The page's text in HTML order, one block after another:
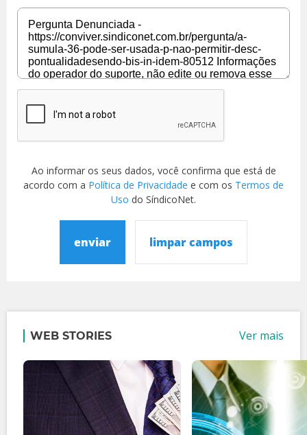
Ao informar os seus dados, você confirma que está de
acordo com a Política de Privacidade e com os Termos de
Uso do SíndicoNet.
enviar limpar campos
WEB STORIES Ver mais